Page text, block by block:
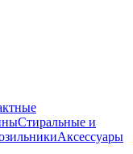
Стиральные и
Аксессуары